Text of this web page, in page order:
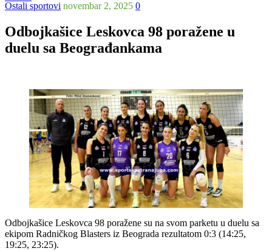
Ostali sportovi novembar 2, 2025 0
Odbojkašice Leskovca 98 poražene u
duelu sa Beograđankama
Odbojkašice Leskovca 98 poražene su na svom parketu u duelu sa
ekipom Radničkog Blasters iz Beograda rezultatom 0:3 (14:25,
19:25, 23:25).